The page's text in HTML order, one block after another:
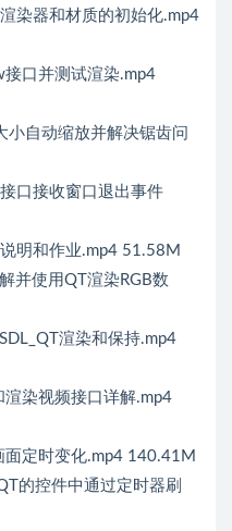
染器和材质的初始化.mp4
口并测试渲染.mp4
自动缩放并解决锯齿问
口接收窗口退出事件
明和作业.mp4 51.58M
并使用QT渲染RGB数
渲染和保持.mp4
染视频接口详解.mp4
面定时变化.mp4 140.41M
的控件中通过定时器刷